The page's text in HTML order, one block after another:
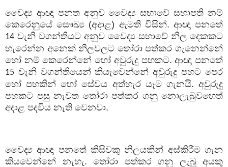
වෛද්‍ය ආඥා පනත අනුව වෛද්‍ය සභාවේ සභාපති නම්
කෙරෙනුයේ සෞඛ්‍ය (අදාළ) ඇමති විසින්. ආඥා පනතේ
14 වැනි වගන්තියට අනුව වෛද්‍ය සභාවේ නිල දෙකකට
හැරෙන්න අනෙක් නිලවලට තෝරා පත්කර ගැනෙන්නේ
හෝ නම් කෙරෙන්නේ හෝ අවුරුදු පහකට. ආඥා පනතේ
15 වැනි වගන්තියෙන් කියැවෙන්නේ අවුරුදු පහට පෙර
හෝ පහකින් හෝ සේවය අත්හැර යෑම ගැනයි. අවුරුදු
පහකට පසු නැවත තෝරා පත්කර ගනු නොලැබුවහෙත්
අදාළ පදවිය නැති වෙනවා.
වෛද්‍ය ආඥා පනතේ කිසිවකු නිලයකින් අස්කිරීම ගැන
කියවෙන්නේ නැහැ. තෝරා පත්කර ගනු ලැබූ අයකු